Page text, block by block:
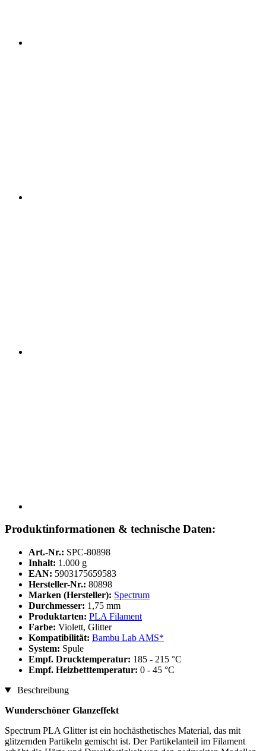
Produktinformationen & technische Daten:
Art.-Nr.: SPC-80898
Inhalt: 1.000 g
EAN: 5903175659583
Hersteller-Nr.: 80898
Marken (Hersteller): Spectrum
Durchmesser: 1,75 mm
Produktarten: PLA Filament
Farbe: Violett, Glitter
Kompatibilität: Bambu Lab AMS*
System: Spule
Empf. Drucktemperatur: 185 - 215 °C
Empf. Heizbetttemperatur: 0 - 45 °C
Beschreibung
Wunderschöner Glanzeffekt
Spectrum PLA Glitter ist ein hochästhetisches Material, das mit
glitzernden Partikeln gemischt ist. Der Partikelanteil im Filament